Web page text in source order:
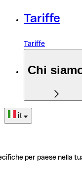
Tariffe
Tariffe
Chi
it
per paese nella